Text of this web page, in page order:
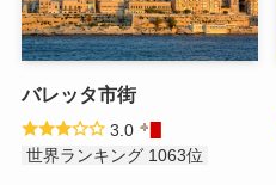
バレッタ市街
3.0
世界ランキング 1063位